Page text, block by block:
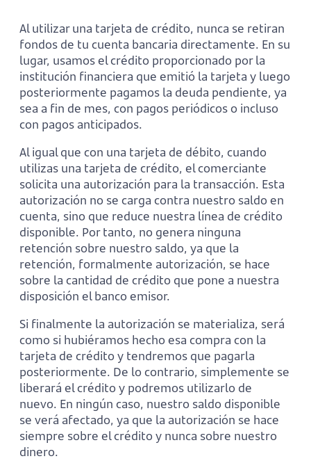
Al utilizar una tarjeta de crédito, nunca se retiran
fondos de tu cuenta bancaria directamente. En su
lugar, usamos el crédito proporcionado por la
institución financiera que emitió la tarjeta y luego
posteriormente pagamos la deuda pendiente, ya
sea a fin de mes, con pagos periódicos o incluso
con pagos anticipados.
Al igual que con una tarjeta de débito, cuando
utilizas una tarjeta de crédito, el comerciante
solicita una autorización para la transacción. Esta
autorización no se carga contra nuestro saldo en
cuenta, sino que reduce nuestra línea de crédito
disponible. Por tanto, no genera ninguna
retención sobre nuestro saldo, ya que la
retención, formalmente autorización, se hace
sobre la cantidad de crédito que pone a nuestra
disposición el banco emisor.
Si finalmente la autorización se materializa, será
como si hubiéramos hecho esa compra con la
tarjeta de crédito y tendremos que pagarla
posteriormente. De lo contrario, simplemente se
liberará el crédito y podremos utilizarlo de
nuevo. En ningún caso, nuestro saldo disponible
se verá afectado, ya que la autorización se hace
siempre sobre el crédito y nunca sobre nuestro
dinero.